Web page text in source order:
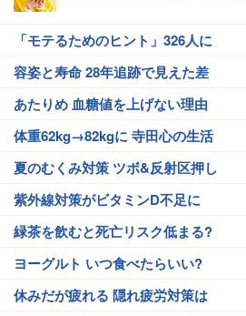
「モテるためのヒント」326人に
容姿と寿命 28年追跡で見えた差
あたりめ 血糖値を上げない理由
体重62kg→82kgに 寺田心の生活
夏のむくみ対策 ツボ&反射区押し
紫外線対策がビタミンD不足に
緑茶を飲むと死亡リスク低まる?
ヨーグルト いつ食べたらいい?
休みだが疲れる 隠れ疲労対策は